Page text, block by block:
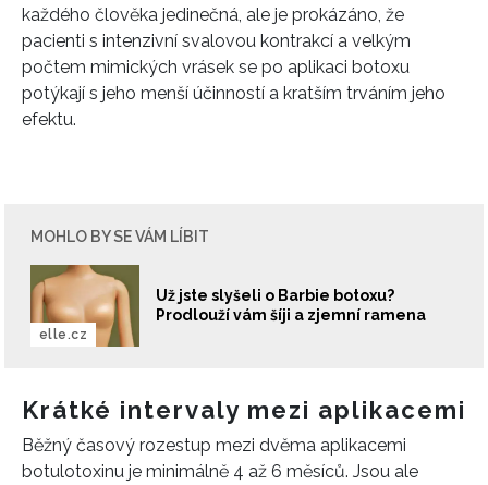
každého člověka jedinečná, ale je prokázáno, že
pacienti s intenzivní svalovou kontrakcí a velkým
počtem mimických vrásek se po aplikaci botoxu
potýkají s jeho menší účinností a kratším trváním jeho
efektu.
MOHLO BY SE VÁM LÍBIT
Už jste slyšeli o Barbie botoxu?
Prodlouží vám šíji a zjemní ramena
elle.cz
Krátké intervaly mezi aplikacemi
Běžný časový rozestup mezi dvěma aplikacemi
botulotoxinu je minimálně 4 až 6 měsíců. Jsou ale